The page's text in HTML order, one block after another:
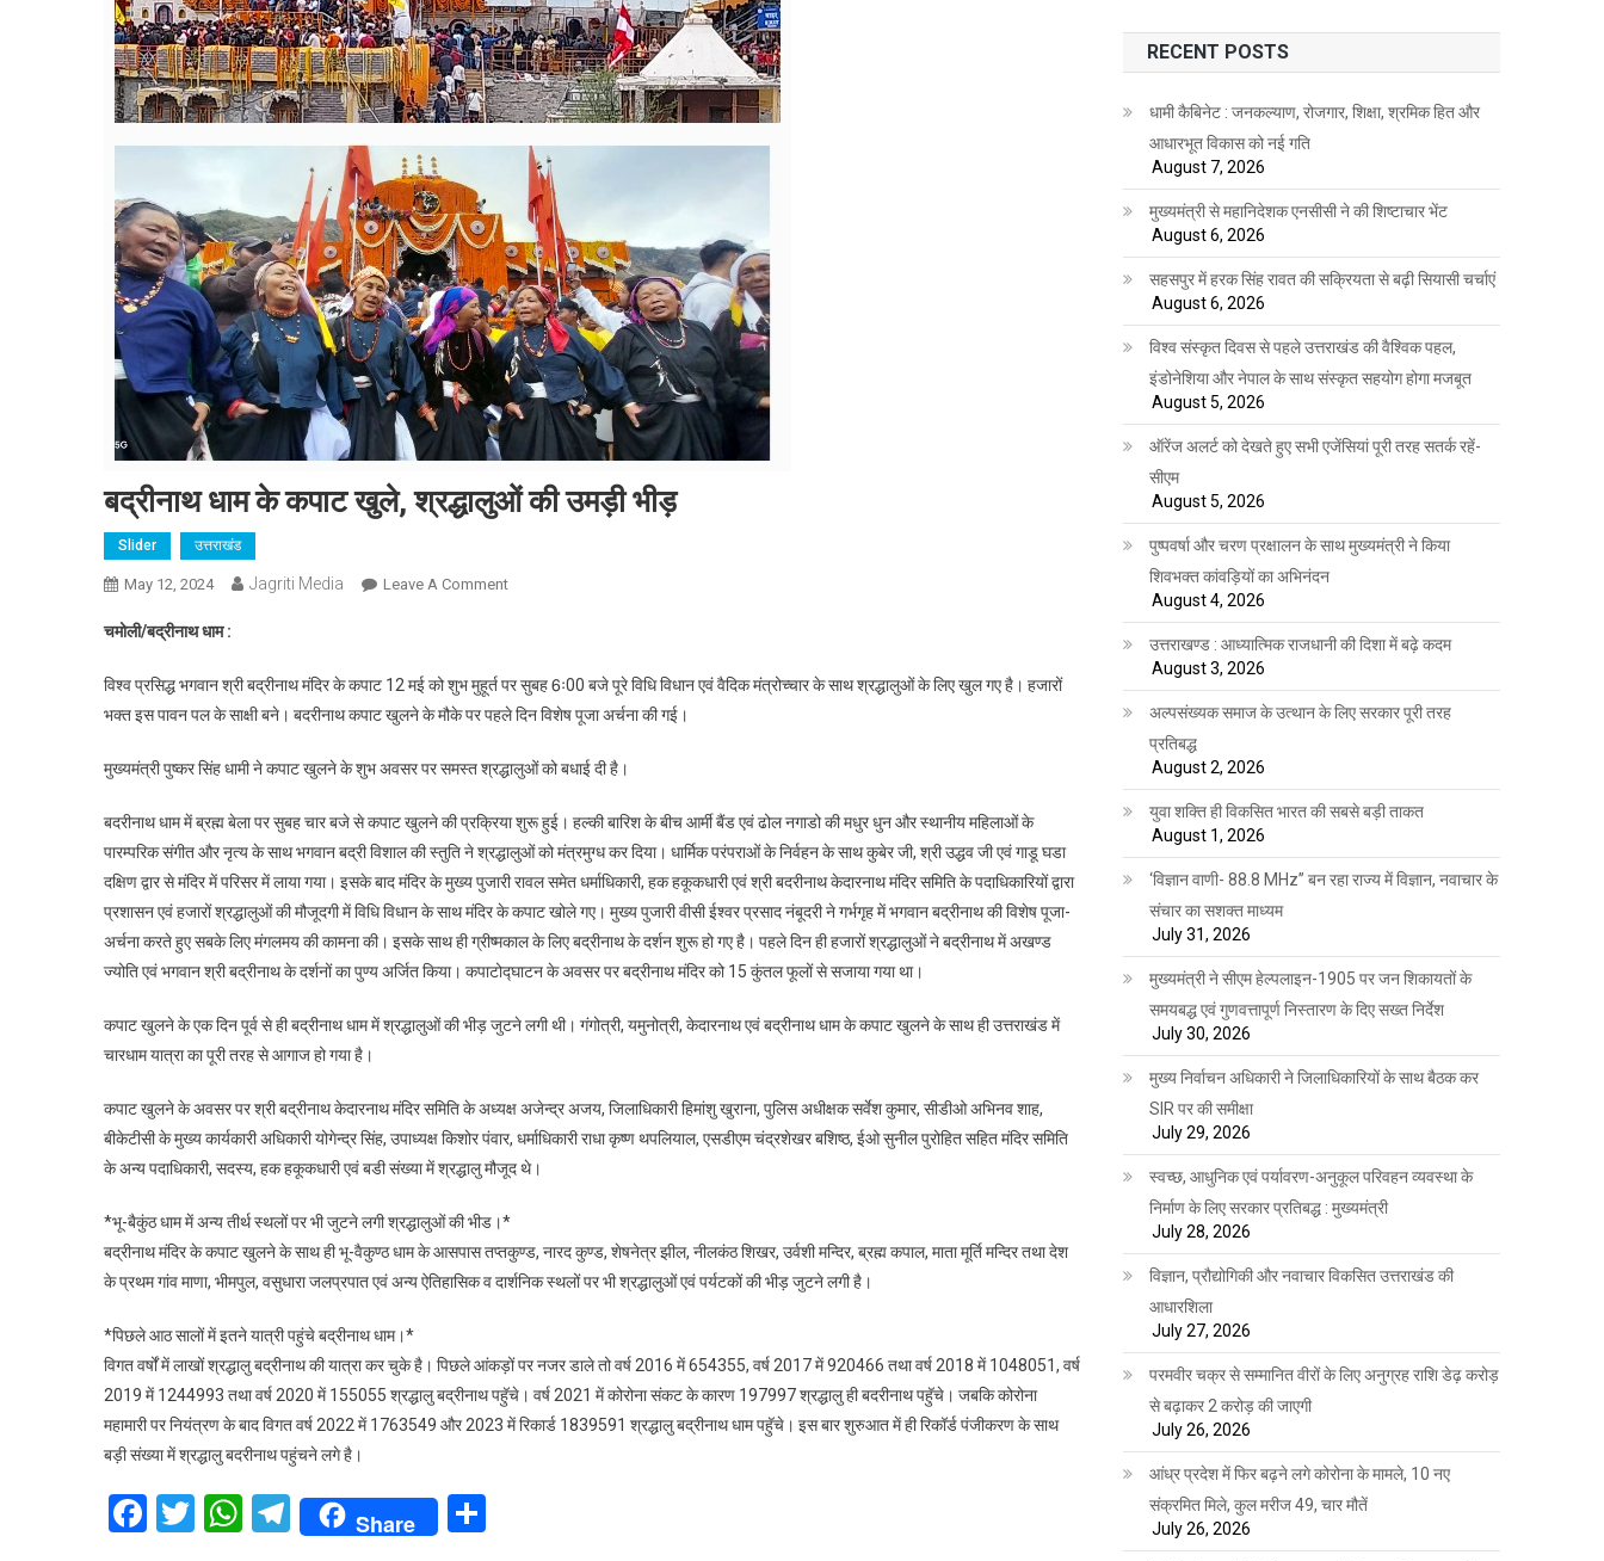
बद्रीनाथ धाम के कपाट खुले, श्रद्धालुओं की उमड़ी भीड़
Slider उत्तराखंड
May 12, 2024 Jagriti Media Leave A CommentOn
कपाट
खुले,
की
भीड़
चमोली/बद्रीनाथ धाम :
विश्व प्रसिद्ध भगवान श्री बद्रीनाथ मंदिर के कपाट 12 मई को शुभ मुहूर्त पर सुबह 6ः00 बजे पूरे विधि विधान एवं वैदिक मंत्रोच्चार के साथ श्रद्धालुओं के लिए खुल गए है। हजारों
भक्त इस पावन पल के साक्षी बने। बदरीनाथ कपाट खुलने के मौके पर पहले दिन विशेष पूजा अर्चना की गई।
मुख्यमंत्री पुष्कर सिंह धामी ने कपाट खुलने के शुभ अवसर पर समस्त श्रद्धालुओं को बधाई दी है।
बदरीनाथ धाम में ब्रह्म बेला पर सुबह चार बजे से कपाट खुलने की प्रक्रिया शुरू हुई। हल्की बारिश के बीच आर्मी बैंड एवं ढोल नगाडो की मधुर धुन और स्थानीय महिलाओं के
पारम्परिक संगीत और नृत्य के साथ भगवान बद्री विशाल की स्तुति ने श्रद्धालुओं को मंत्रमुग्ध कर दिया। धार्मिक परंपराओं के निर्वहन के साथ कुबेर जी, श्री उद्धव जी एवं गाडू घडा
दक्षिण द्वार से मंदिर में परिसर में लाया गया। इसके बाद मंदिर के मुख्य पुजारी रावल समेत धर्माधिकारी, हक हकूकधारी एवं श्री बदरीनाथ केदारनाथ मंदिर समिति के पदाधिकारियों द्वारा
प्रशासन एवं हजारों श्रद्धालुओं की मौजूदगी में विधि विधान के साथ मंदिर के कपाट खोले गए। मुख्य पुजारी वीसी ईश्वर प्रसाद नंबूदरी ने गर्भगृह में भगवान बद्रीनाथ की विशेष पूजा-
अर्चना करते हुए सबके लिए मंगलमय की कामना की। इसके साथ ही ग्रीष्मकाल के लिए बद्रीनाथ के दर्शन शुरू हो गए है। पहले दिन ही हजारों श्रद्धालुओं ने बद्रीनाथ में अखण्ड
ज्योति एवं भगवान श्री बद्रीनाथ के दर्शनों का पुण्य अर्जित किया। कपाटोद्घाटन के अवसर पर बद्रीनाथ मंदिर को 15 कुंतल फूलों से सजाया गया था।
कपाट खुलने के एक दिन पूर्व से ही बद्रीनाथ धाम में श्रद्धालुओं की भीड़ जुटने लगी थी। गंगोत्री, यमुनोत्री, केदारनाथ एवं बद्रीनाथ धाम के कपाट खुलने के साथ ही उत्तराखंड में
चारधाम यात्रा का पूरी तरह से आगाज हो गया है।
कपाट खुलने के अवसर पर श्री बद्रीनाथ केदारनाथ मंदिर समिति के अध्यक्ष अजेन्द्र अजय, जिलाधिकारी हिमांशु खुराना, पुलिस अधीक्षक सर्वेश कुमार, सीडीओ अभिनव शाह,
बीकेटीसी के मुख्य कार्यकारी अधिकारी योगेन्द्र सिंह, उपाध्यक्ष किशोर पंवार, धर्माधिकारी राधा कृष्ण थपलियाल, एसडीएम चंद्रशेखर बशिष्ठ, ईओ सुनील पुरोहित सहित मंदिर समिति
के अन्य पदाधिकारी, सदस्य, हक हकूकधारी एवं बडी संख्या में श्रद्धालु मौजूद थे।
*भू-बैकुंठ धाम में अन्य तीर्थ स्थलों पर भी जुटने लगी श्रद्धालुओं की भीड।*
बद्रीनाथ मंदिर के कपाट खुलने के साथ ही भू-वैकुण्ठ धाम के आसपास तप्तकुण्ड, नारद कुण्ड, शेषनेत्र झील, नीलकंठ शिखर, उर्वशी मन्दिर, ब्रह्म कपाल, माता मूर्ति मन्दिर तथा देश
के प्रथम गांव माणा, भीमपुल, वसुधारा जलप्रपात एवं अन्य ऐतिहासिक व दार्शनिक स्थलों पर भी श्रद्धालुओं एवं पर्यटकों की भीड़ जुटने लगी है।
*पिछले आठ सालों में इतने यात्री पहुंचे बद्रीनाथ धाम।*
विगत वर्षों में लाखों श्रद्धालु बद्रीनाथ की यात्रा कर चुके है। पिछले आंकड़ों पर नजर डाले तो वर्ष 2016 में 654355, वर्ष 2017 में 920466 तथा वर्ष 2018 में 1048051, वर्ष
2019 में 1244993 तथा वर्ष 2020 में 155055 श्रद्धालु बद्रीनाथ पहुॅचे। वर्ष 2021 में कोरोना संकट के कारण 197997 श्रद्धालु ही बदरीनाथ पहुॅचे। जबकि कोरोना
महामारी पर नियंत्रण के बाद विगत वर्ष 2022 में 1763549 और 2023 में रिकार्ड 1839591 श्रद्धालु बद्रीनाथ धाम पहुॅचे। इस बार शुरुआत में ही रिकॉर्ड पंजीकरण के साथ
बड़ी संख्या में श्रद्धालु बदरीनाथ पहुंचने लगे है।
Facebook
Twitter
WhatsApp
Telegram
Share
RECENT POSTS
धामी कैबिनेट : जनकल्याण, रोजगार, शिक्षा, श्रमिक हित और
आधारभूत विकास को नई गति
August 7, 2026
मुख्यमंत्री से महानिदेशक एनसीसी ने की शिष्टाचार भेंट
August 6, 2026
सहसपुर में हरक सिंह रावत की सक्रियता से बढ़ी सियासी चर्चाएं
August 6, 2026
विश्व संस्कृत दिवस से पहले उत्तराखंड की वैश्विक पहल,
इंडोनेशिया और नेपाल के साथ संस्कृत सहयोग होगा मजबूत
August 5, 2026
ऑरेंज अलर्ट को देखते हुए सभी एजेंसियां पूरी तरह सतर्क रहें-
सीएम
August 5, 2026
पुष्पवर्षा और चरण प्रक्षालन के साथ मुख्यमंत्री ने किया
शिवभक्त कांवड़ियों का अभिनंदन
August 4, 2026
उत्तराखण्ड : आध्यात्मिक राजधानी की दिशा में बढ़े कदम
August 3, 2026
अल्पसंख्यक समाज के उत्थान के लिए सरकार पूरी तरह
प्रतिबद्ध
August 2, 2026
युवा शक्ति ही विकसित भारत की सबसे बड़ी ताकत
August 1, 2026
‘विज्ञान वाणी- 88.8 MHz” बन रहा राज्य में विज्ञान, नवाचार के
संचार का सशक्त माध्यम
July 31, 2026
मुख्यमंत्री ने सीएम हेल्पलाइन-1905 पर जन शिकायतों के
समयबद्ध एवं गुणवत्तापूर्ण निस्तारण के दिए सख्त निर्देश
July 30, 2026
मुख्य निर्वाचन अधिकारी ने जिलाधिकारियों के साथ बैठक कर
SIR पर की समीक्षा
July 29, 2026
स्वच्छ, आधुनिक एवं पर्यावरण-अनुकूल परिवहन व्यवस्था के
निर्माण के लिए सरकार प्रतिबद्ध : मुख्यमंत्री
July 28, 2026
विज्ञान, प्रौद्योगिकी और नवाचार विकसित उत्तराखंड की
आधारशिला
July 27, 2026
परमवीर चक्र से सम्मानित वीरों के लिए अनुग्रह राशि डेढ़ करोड़
से बढ़ाकर 2 करोड़ की जाएगी
July 26, 2026
आंध्र प्रदेश में फिर बढ़ने लगे कोरोना के मामले, 10 नए
संक्रमित मिले, कुल मरीज 49, चार मौतें
July 26, 2026